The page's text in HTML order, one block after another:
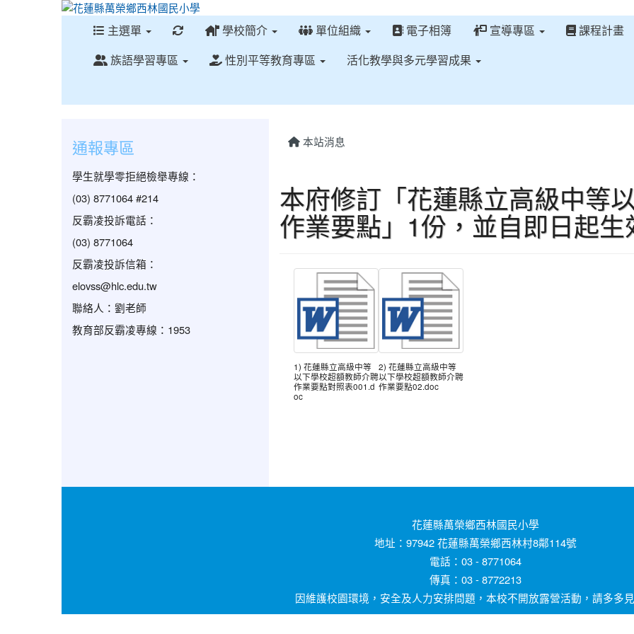
主選單 重新取得佈景設定
學校簡介 單位組織 電子相簿 宣導專區
課程計畫
族語學習專區
性別平等教育專區 活化教學與多元學習成果
本站消息
本府修訂「花蓮縣立高級中等
作業要點」1份，並自即日起生
1) 花蓮縣立高級中等
以下學校超額教師介聘
作業要點對照表001.d
oc
2) 花蓮縣立高級中等
以下學校超額教師介聘
作業要點02.doc
通報專區
學生就學零拒絕檢舉專線：
(03) 8771064 #214
反霸凌投訴電話：
(03) 8771064
反霸凌投訴信箱：
elovss@hlc.edu.tw
聯絡人：劉老師
教育部反霸凌專線：1953
花蓮縣萬榮鄉西林國民小學
地址：97942 花蓮縣萬榮鄉西林村8鄰114號
電話：03 - 8771064
傳真：03 - 8772213
因維護校園環境，安全及人力安排問題，本校不開放露營活動，請多多